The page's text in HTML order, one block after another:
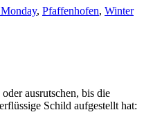
, Pfaffenhofen, Winter
ausrutschen, bis die
Schild aufgestellt hat: